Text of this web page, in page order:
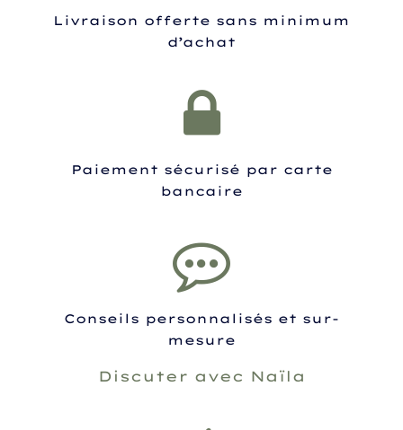
Livraison offerte sans minimum
d’achat
Paiement sécurisé par carte
bancaire
Conseils personnalisés et sur-
mesure
Discuter avec Naïla